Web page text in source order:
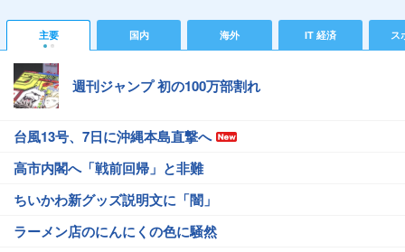
主要 国内 海外 IT 経済 ス
週刊ジャンプ 初の100万部割れ
台風13号、7日に沖縄本島直撃へ
高市内閣へ「戦前回帰」と非難
ちいかわ新グッズ説明文に「闇」
ラーメン店のにんにくの色に騒然